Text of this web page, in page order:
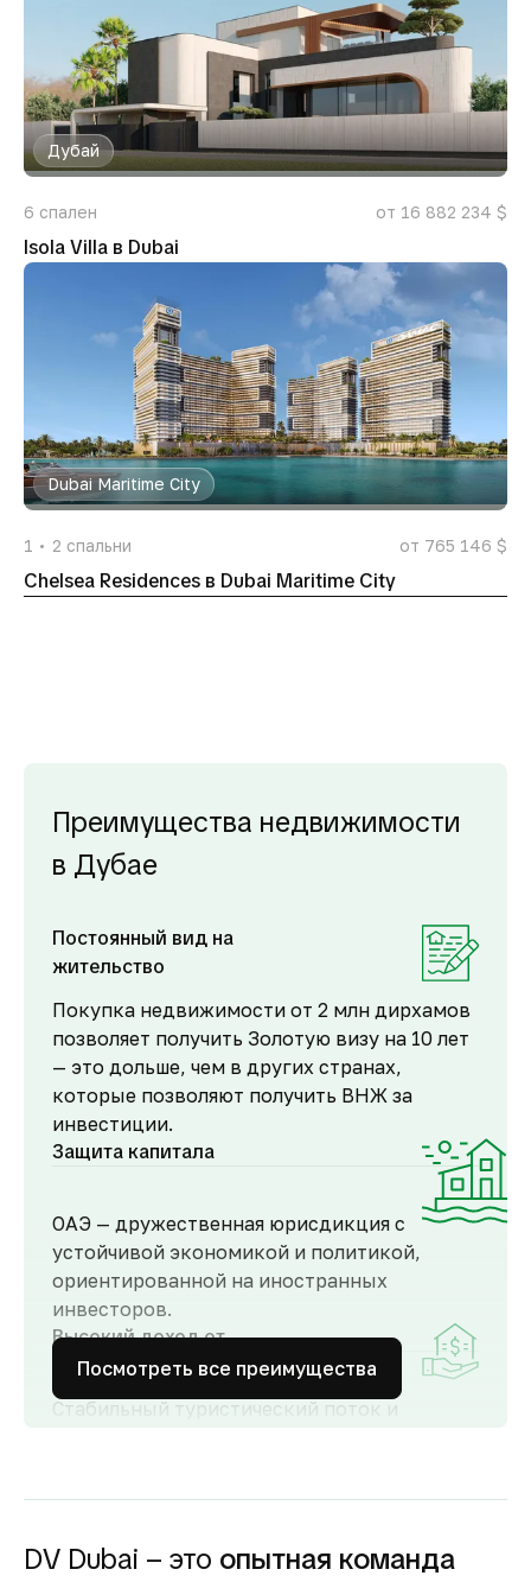
Дубай
6 спален от 16 882 234 $
Isola Villa в Dubai
Dubai Maritime City
1 2 спальни от 765 146 $
Chelsea Residences в Dubai Maritime City
Преимущества недвижимости
в Дубае
Постоянный вид на
жительство
Покупка недвижимости от 2 млн дирхамов
позволяет получить Золотую визу на 10 лет
— это дольше, чем в других странах,
которые позволяют получить ВНЖ за
инвестиции.
Защита капитала
ОАЭ — дружественная юрисдикция с
устойчивой экономикой и политикой,
ориентированной на иностранных
инвесторов.
Высокий доход от
аренды
Стабильный туристический поток и
доходность для инвесторов как от
аренды.
Посмотреть все преимущества
DV Dubai – это опытная команда